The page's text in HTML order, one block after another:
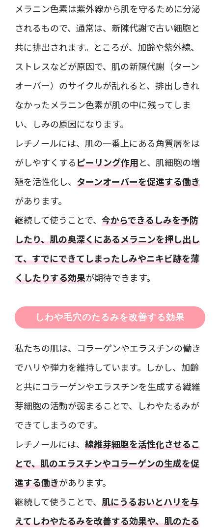
メラニン色素は紫外線から肌を守るために分泌
されるもので、通常は、新陳代謝で古い細胞と
共に排出されます。ところが、加齢や紫外線、
ストレスなどが原因で、肌の新陳代謝（ターン
オーバー）のサイクルが乱れると、排出しきれ
なかったメラニン色素が肌の中に残ってしま
い、しみの原因になります。
レチノールには、肌の一番上にある角質層をは
がしやすくするピーリング作用と、肌細胞の増
殖を活性化し、 ターンオーバーを促進する働き
があります。
継続して使うことで、 今からできるしみを予防
したり、肌の奥深くにあるメラニンを押し出し
て、すでにできてしまったしみやニキビ跡を薄
くしたりする効果が期待できます。
しわや毛穴のたるみを改善する効果
私たちの肌は、コラーゲンやエラスチンの働き
でハリや弾力を維持しています。しかし、加齢
と共にコラーゲンやエラスチンを生成する繊維
芽細胞の活動が弱まることで、しわやたるみが
できてしまうのです。
レチノールには、 線維芽細胞を活性化させるこ
とで、肌のエラスチンやコラーゲンの生成を促
進する働きがあります。
継続して使うことで、 肌にうるおいとハリを与
えてしわやたるみを改善する効果や、肌のたる